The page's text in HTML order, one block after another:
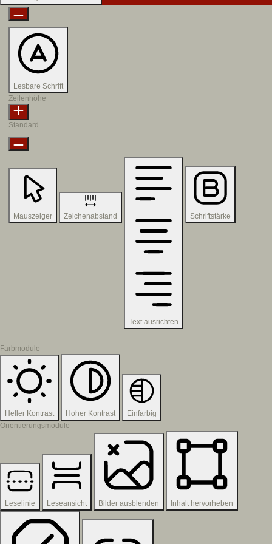
Lesbare Schrift
Zeilenhöhe
Standard
Mauszeiger Zeichenabstand
Text ausrichten
Schriftstärke
Farbmodule
Heller Kontrast Hoher Kontrast
Einfarbig
Orientierungsmodule
Leselinie Leseansicht Bilder ausblenden Inhalt hervorheben